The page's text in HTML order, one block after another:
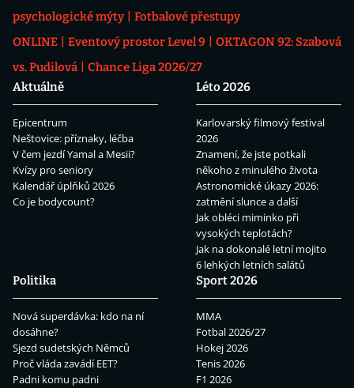
psychologické mýty
Fotbalové přestupy
ONLINE
Eventový prostor Level 9
OKTAGON 92: Szabová
vs. Pudilová
Chance Liga 2026/27
Aktuálně
Epicentrum
Neštovice: příznaky, léčba
V čem jezdí Yamal a Mesii?
Kvízy pro seniory
Kalendář úplňků 2026
Co je bodycount?
Léto 2026
Karlovarský filmový festival
2026
Znamení, že jste potkali
někoho z minulého života
Astronomické úkazy 2026:
zatmění slunce a další
Jak obléci miminko při
vysokých teplotách?
Jak na dokonalé letní mojito
6 lehkých letních salátů
Politika
Nová superdávka: kdo na ní
dosáhne?
Sjezd sudetských Němců
Proč vláda zavádí EET?
Padni komu padni
Sport 2026
MMA
Fotbal 2026/27
Hokej 2026
Tenis 2026
F1 2026